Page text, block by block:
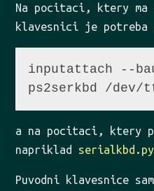
Na pocitaci, ktery ma
klavesnici je
inputattach --
a na pocitaci, ktery
napriklad serialkbd.py
Puvodni klavesnice